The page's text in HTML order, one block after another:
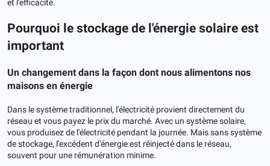
et l'efficacité.
Pourquoi le stockage de l'énergie solaire est
important
Un changement dans la façon dont nous alimentons nos
maisons en énergie
Dans le système traditionnel, l'électricité provient directement du
réseau et vous payez le prix du marché. Avec un système solaire,
vous produisez de l'électricité pendant la journée. Mais sans système
de stockage, l'excédent d'énergie est réinjecté dans le réseau,
souvent pour une rémunération minime.